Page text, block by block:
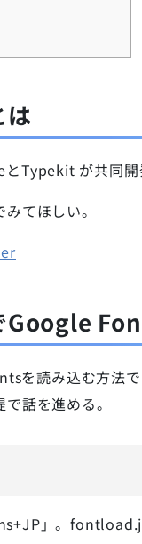
Typekit が共同開
てほしい。
を読み込む方法
話を進める。
」。